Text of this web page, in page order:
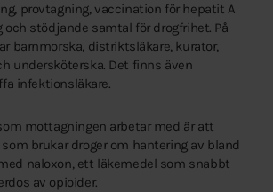
provtagning, vaccination för hepatit A
och stödjande samtal för drogfrihet. På
barnmorska, distriktsläkare, kurator,
undersköterska. Det finns även
infektionsläkare.
mottagningen arbetar med är att
brukar droger om hantering av bland
naloxon, ett läkemedel som snabbt
av opioider.